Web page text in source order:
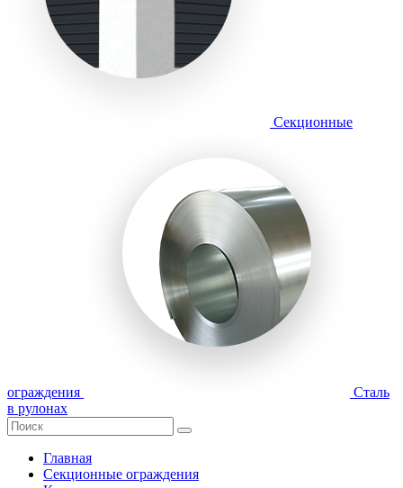
Секционные
ограждения
Сталь
в рулонах
Главная
Секционные ограждения